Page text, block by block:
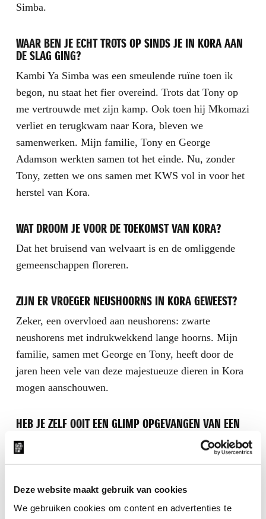
Deze website maakt gebruik van cookies
We gebruiken cookies om content en advertenties te
Simba.
WAAR BEN JE ECHT TROTS OP SINDS JE IN KORA AAN
DE SLAG GING?
Kambi Ya Simba was een smeulende ruïne toen ik
begon, nu staat het fier overeind. Trots dat Tony op
me vertrouwde met zijn kamp. Ook toen hij Mkomazi
verliet en terugkwam naar Kora, bleven we
samenwerken. Mijn familie, Tony en George
Adamson werkten samen tot het einde. Nu, zonder
Tony, zetten we ons samen met KWS vol in voor het
herstel van Kora.
WAT DROOM JE VOOR DE TOEKOMST VAN KORA?
Dat het bruisend van welvaart is en de omliggende
gemeenschappen floreren.
ZIJN ER VROEGER NEUSHOORNS IN KORA GEWEEST?
Zeker, een overvloed aan neushorens: zwarte
neushorens met indrukwekkend lange hoorns. Mijn
familie, samen met George en Tony, heeft door de
jaren heen vele van deze majestueuze dieren in Kora
mogen aanschouwen.
HEB JE ZELF OOIT EEN GLIMP OPGEVANGEN VAN EEN
Helaas niet. De shifta hebben ze genadeloos